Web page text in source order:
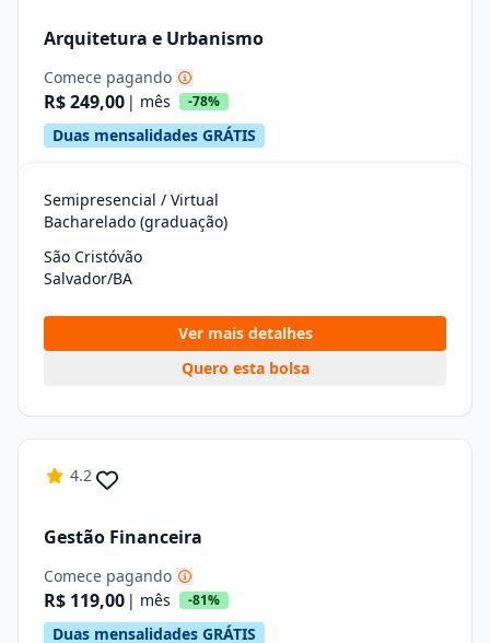
Arquitetura e Urbanismo
Comece pagando
R$ 249,00 | mês -78%
Duas mensalidades GRÁTIS
Semipresencial / Virtual
Bacharelado (graduação)
São Cristóvão
Salvador/BA
Ver mais detalhes
Quero esta bolsa
4.2
Gestão Financeira
Comece pagando
R$ 119,00 | mês -81%
Duas mensalidades GRÁTIS